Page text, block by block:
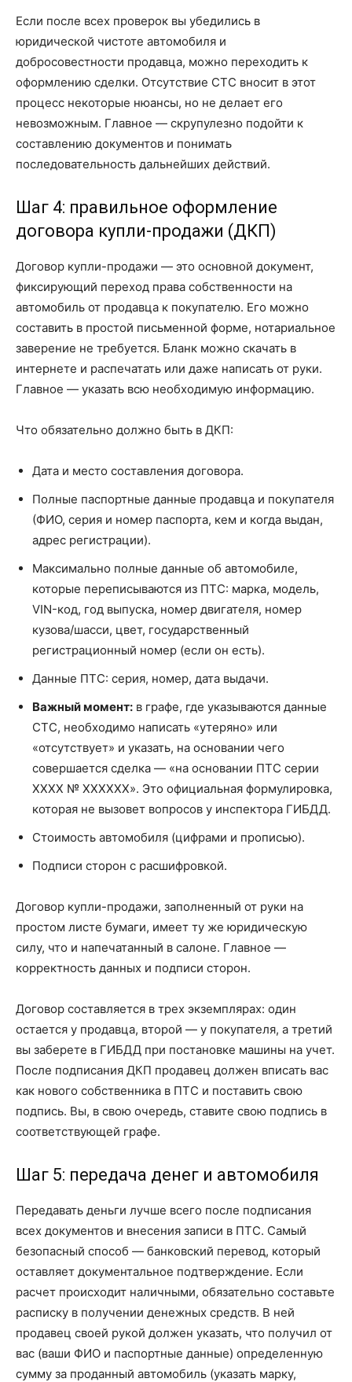
Если после всех проверок вы убедились в
юридической чистоте автомобиля и
добросовестности продавца, можно переходить к
оформлению сделки. Отсутствие СТС вносит в этот
процесс некоторые нюансы, но не делает его
невозможным. Главное — скрупулезно подойти к
составлению документов и понимать
последовательность дальнейших действий.
Шаг 4: правильное оформление
договора купли-продажи (ДКП)
Договор купли-продажи — это основной документ,
фиксирующий переход права собственности на
автомобиль от продавца к покупателю. Его можно
составить в простой письменной форме, нотариальное
заверение не требуется. Бланк можно скачать в
интернете и распечатать или даже написать от руки.
Главное — указать всю необходимую информацию.
Что обязательно должно быть в ДКП:
Дата и место составления договора.
Полные паспортные данные продавца и покупателя
(ФИО, серия и номер паспорта, кем и когда выдан,
адрес регистрации).
Максимально полные данные об автомобиле,
которые переписываются из ПТС: марка, модель,
VIN-код, год выпуска, номер двигателя, номер
кузова/шасси, цвет, государственный
регистрационный номер (если он есть).
Данные ПТС: серия, номер, дата выдачи.
Важный момент: в графе, где указываются данные
СТС, необходимо написать «утеряно» или
«отсутствует» и указать, на основании чего
совершается сделка — «на основании ПТС серии
XXXX № XXXXXX». Это официальная формулировка,
которая не вызовет вопросов у инспектора ГИБДД.
Стоимость автомобиля (цифрами и прописью).
Подписи сторон с расшифровкой.
Договор купли-продажи, заполненный от руки на
простом листе бумаги, имеет ту же юридическую
силу, что и напечатанный в салоне. Главное —
корректность данных и подписи сторон.
Договор составляется в трех экземплярах: один
остается у продавца, второй — у покупателя, а третий
вы заберете в ГИБДД при постановке машины на учет.
После подписания ДКП продавец должен вписать вас
как нового собственника в ПТС и поставить свою
подпись. Вы, в свою очередь, ставите свою подпись в
соответствующей графе.
Шаг 5: передача денег и автомобиля
Передавать деньги лучше всего после подписания
всех документов и внесения записи в ПТС. Самый
безопасный способ — банковский перевод, который
оставляет документальное подтверждение. Если
расчет происходит наличными, обязательно составьте
расписку в получении денежных средств. В ней
продавец своей рукой должен указать, что получил от
вас (ваши ФИО и паспортные данные) определенную
сумму за проданный автомобиль (указать марку,